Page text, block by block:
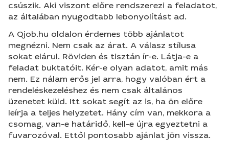
csúszik. Aki viszont előre rendszerezi a feladatot,
az általában nyugodtabb lebonyolítást ad.
A Qjob.hu oldalon érdemes több ajánlatot
megnézni. Nem csak az árat. A válasz stílusa
sokat elárul. Röviden és tisztán ír-e. Látja-e a
feladat buktatóit. Kér-e olyan adatot, amit más
nem. Ez nálam erős jel arra, hogy valóban ért a
rendeléskezeléshez és nem csak általános
üzenetet küld. Itt sokat segít az is, ha ön előre
leírja a teljes helyzetet. Hány cím van, mekkora a
csomag, van-e határidő, kell-e újra egyeztetni a
fuvarozóval. Ettől pontosabb ajánlat jön vissza.